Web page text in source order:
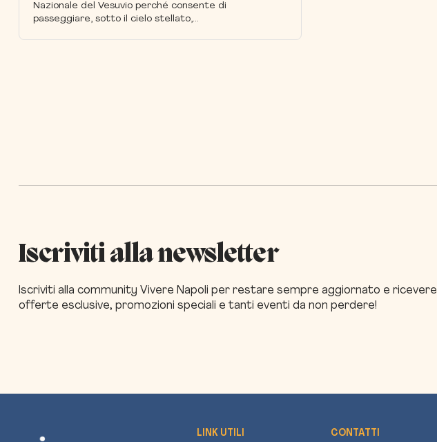
Nazionale del Vesuvio perché consente di
passeggiare, sotto il cielo stellato,...
Iscriviti alla newsletter
Iscriviti alla community Vivere Napoli per restare sempre aggiornato e ricevere
offerte esclusive, promozioni speciali e tanti eventi da non perdere!
LINK UTILI
CONTATTI